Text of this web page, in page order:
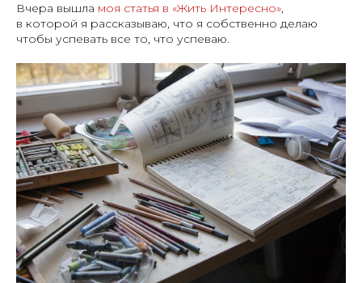
Вчера вышла моя статья в «Жить Интересно»,
в которой я рассказываю, что я собственно делаю
чтобы успевать все то, что успеваю.